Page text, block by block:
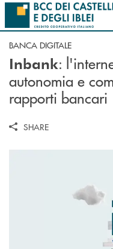
Salta al contenuto principale
BANCA DIGITALE
Inbank:
autonomia e
rapporti bancari
SHARE